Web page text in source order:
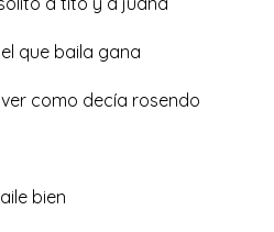
que baila gana
ver como decía rosendo
bien